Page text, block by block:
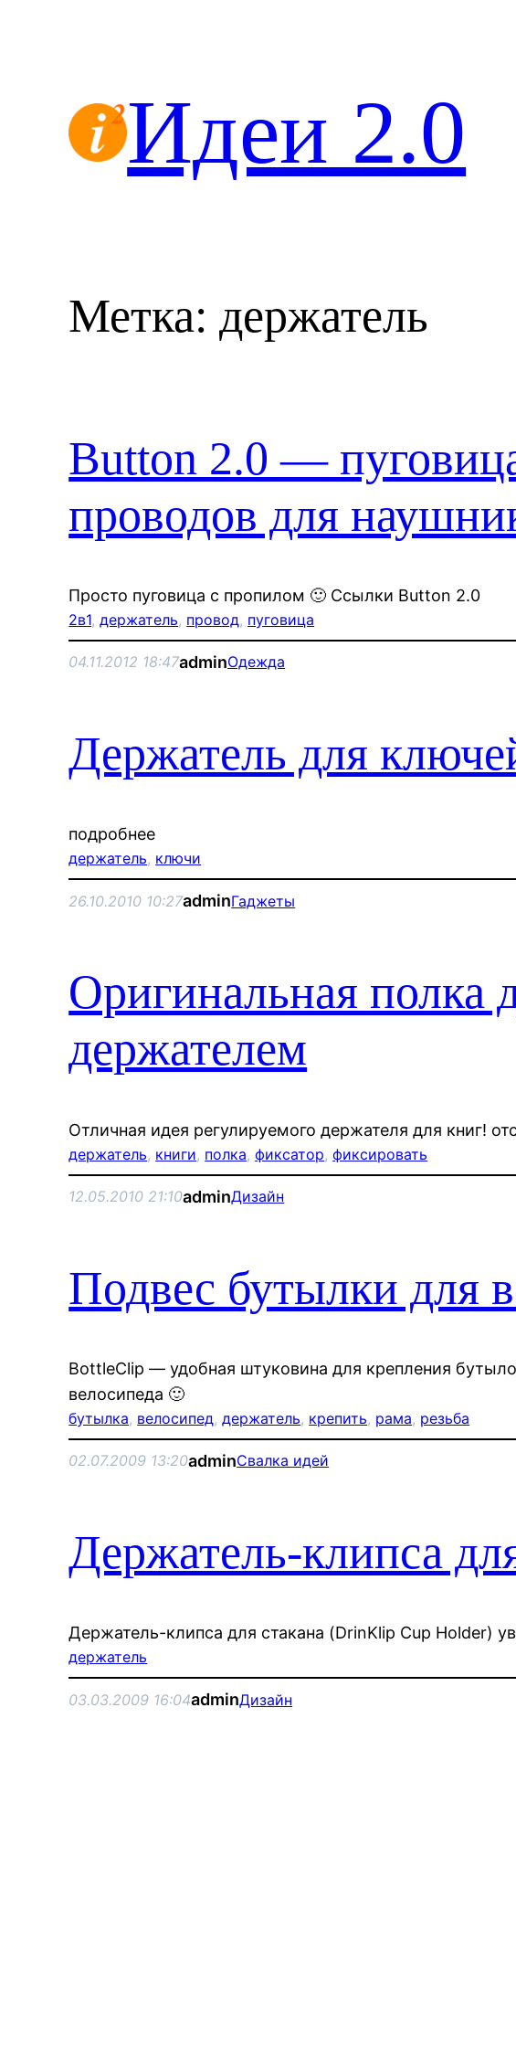
Идеи 2.0
Метка:держатель
Button 2.0 —
проводов для
Просто пуговица с пропилом 🙂 Ссылки Button 2.0
2в1, держатель, провод, пуговица
04.11.2012 18:47adminОдежда
Держатель для
подробнее
держатель, ключи
26.10.2010 10:27adminГаджеты
Оригинальная полка
держателем
Отличная идея регулируемого держателя для книг!
держатель, книги, полка, фиксатор, фиксировать
12.05.2010 21:10adminДизайн
Подвес бутылки для
BottleClip — удобная штуковина для крепления
велосипеда 🙂
бутылка, велосипед, держатель, крепить, рама, резьба
02.07.2009 13:20adminСвалка идей
Держатель-клипса
Держатель-клипса для стакана (DrinKlip Cup Holder)
держатель
03.03.2009 16:04adminДизайн